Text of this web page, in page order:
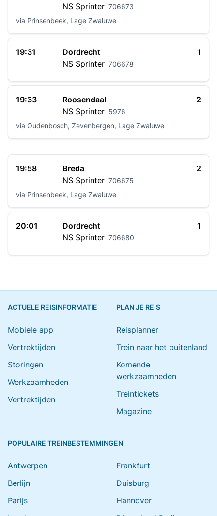
NS Sprinter 706673
via Prinsenbeek, Lage Zwaluwe
19:31
Dordrecht
NS Sprinter 706678
1
19:33
Roosendaal
NS Sprinter 5976
2
via Oudenbosch, Zevenbergen, Lage Zwaluwe
19:58
Breda
NS Sprinter 706675
2
via Prinsenbeek, Lage Zwaluwe
20:01
Dordrecht
NS Sprinter 706680
1
ACTUELE REISINFORMATIE
Mobiele app
Vertrektijden
Storingen
Werkzaamheden
Vertrektijden
PLAN JE REIS
Reisplanner
Trein naar het buitenland
Komende
werkzaamheden
Treintickets
Magazine
POPULAIRE TREINBESTEMMINGEN
Antwerpen
Berlijn
Parijs
Frankfurt
Duisburg
Hannover